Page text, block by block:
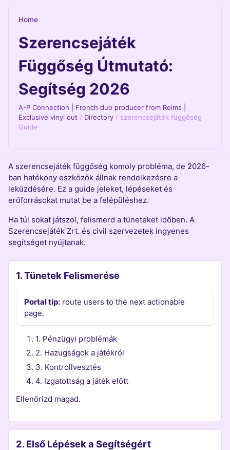
Home
Szerencsejáték
Függőség Útmutató:
Segítség 2026
A-P Connection | French duo producer from Reims |
Exclusive vinyl out / Directory / szerencsejáték függőség
Guide
A szerencsejáték függőség komoly probléma, de 2026-
ban hatékony eszközök állnak rendelkezésre a
leküzdésére. Ez a guide jeleket, lépéseket és
erőforrásokat mutat be a felépüléshez.
Ha túl sokat játszol, felismerd a tüneteket időben. A
Szerencsejáték Zrt. és civil szervezetek ingyenes
segítséget nyújtanak.
1. Tünetek Felismerése
Portal tip:route users to the next actionable
page.
1. Pénzügyi problémák
2. Hazugságok a játékról
3. Kontrollvesztés
4. Izgatottság a játék előtt
Ellenőrizd magad.
2. Első Lépések a Segítségért